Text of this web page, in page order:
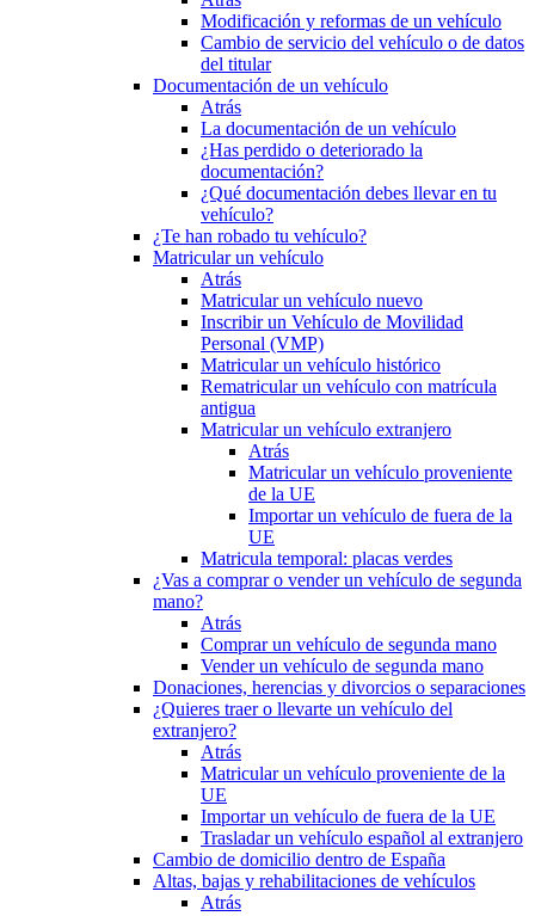
Modificación y reformas de un vehículo
Cambio de servicio del vehículo o de datos
del titular
Documentación de un vehículo
Atrás
La documentación de un vehículo
¿Has perdido o deteriorado la
documentación?
¿Qué documentación debes llevar en tu
vehículo?
¿Te han robado tu vehículo?
Matricular un vehículo
Atrás
Matricular un vehículo nuevo
Inscribir un Vehículo de Movilidad
Personal (VMP)
Matricular un vehículo histórico
Rematricular un vehículo con matrícula
antigua
Matricular un vehículo extranjero
Atrás
Matricular un vehículo proveniente
de la UE
Importar un vehículo de fuera de la
UE
Matricula temporal: placas verdes
¿Vas a comprar o vender un vehículo de segunda
mano?
Atrás
Comprar un vehículo de segunda mano
Vender un vehículo de segunda mano
Donaciones, herencias y divorcios o separaciones
¿Quieres traer o llevarte un vehículo del
extranjero?
Atrás
Matricular un vehículo proveniente de la
UE
Importar un vehículo de fuera de la UE
Trasladar un vehículo español al extranjero
Cambio de domicilio dentro de España
Altas, bajas y rehabilitaciones de vehículos
Atrás